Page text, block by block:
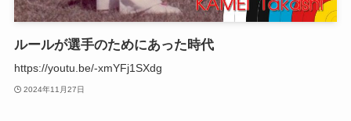
ルールが選手のためにあった時代
https://youtu.be/-xmYFj1SXdg
2024年11月27日